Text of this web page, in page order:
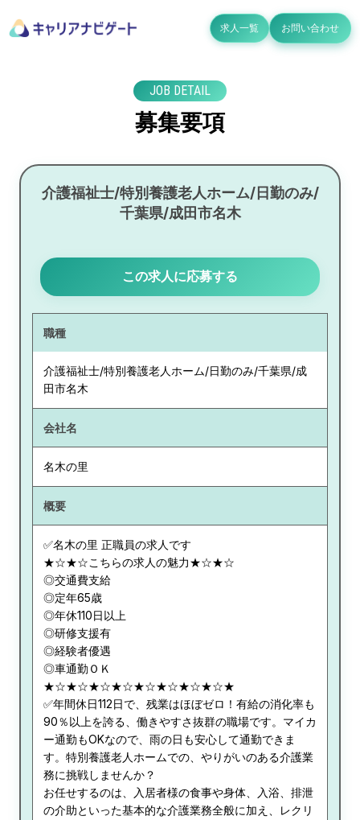
求人一覧 お問い合わせ
JOB DETAIL
募集要項
介護福祉士/特別養護老人ホーム/日勤のみ/
千葉県/成田市名木
この求人に応募する
職種
介護福祉士/特別養護老人ホーム/日勤のみ/千葉県/成
田市名木
会社名
名木の里
概要
✅名木の里 正職員の求人です
★☆★☆こちらの求人の魅力★☆★☆
◎交通費支給
◎定年65歳
◎年休110日以上
◎研修支援有
◎経験者優遇
◎車通勤ＯＫ
★☆★☆★☆★☆★☆★☆★☆★☆★
✅年間休日112日で、残業はほぼゼロ！有給の消化率も
90％以上を誇る、働きやすさ抜群の職場です。マイカ
ー通勤もOKなので、雨の日も安心して通勤できま
す。特別養護老人ホームでの、やりがいのある介護業
務に挑戦しませんか？
お任せするのは、入居者様の食事や身体、入浴、排泄
の介助といった基本的な介護業務全般に加え、レクリ